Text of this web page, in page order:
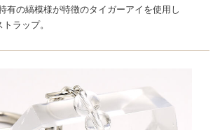
有の縞模様が特徴のタイガーアイを使用し
ラップ。